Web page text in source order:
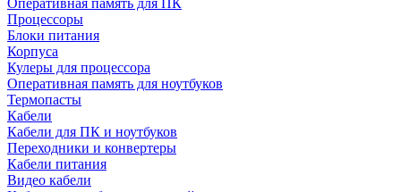
Оперативная память для ПК
Процессоры
Блоки питания
Корпуса
Кулеры для процессора
Оперативная память для ноутбуков
Термопасты
Кабели
Кабели для ПК и ноутбуков
Переходники и конвертеры
Кабели питания
Видео кабели